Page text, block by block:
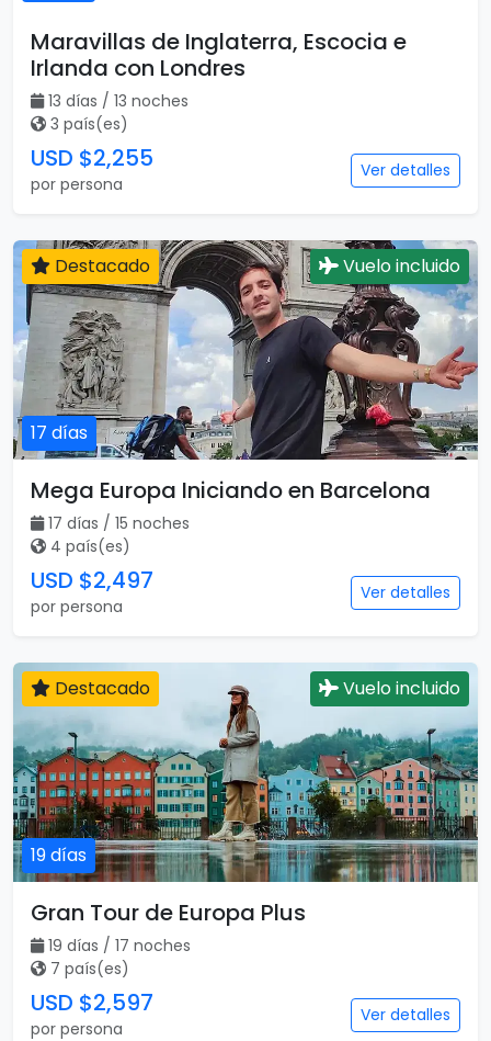
Maravillas de Inglaterra, Escocia e
Irlanda con Londres
13 días / 13 noches
3 país(es)
USD $2,255
por persona
Ver detalles
17 días
Destacado Vuelo incluido
Mega Europa Iniciando en Barcelona
17 días / 15 noches
4 país(es)
USD $2,497
por persona
Ver detalles
19 días
Destacado Vuelo incluido
Gran Tour de Europa Plus
19 días / 17 noches
7 país(es)
USD $2,597
por persona
Ver detalles